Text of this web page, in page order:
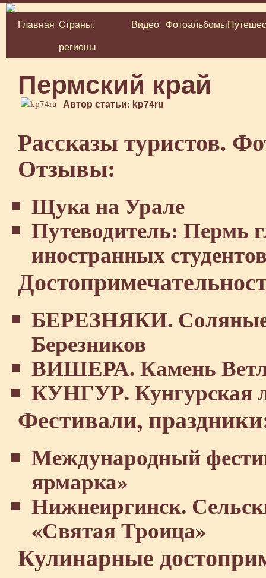
Перейти
Главная Cтраны,
регионы
Видео Фотоальбомы
Пермский край
Автор статьи: kp74ru
Рассказы туристов.
Отзывы:
Щука на Урале
Путеводитель: Пермь
иностранных
БЕРЕЗНЯКИ. Соляные
Березников
ВИШЕРА. Камень
КУНГУР. Кунгурская
Фестивали,
Международный
ярмарка»
Нижнеиргинск.
«Святая Троица»
Кулинарные